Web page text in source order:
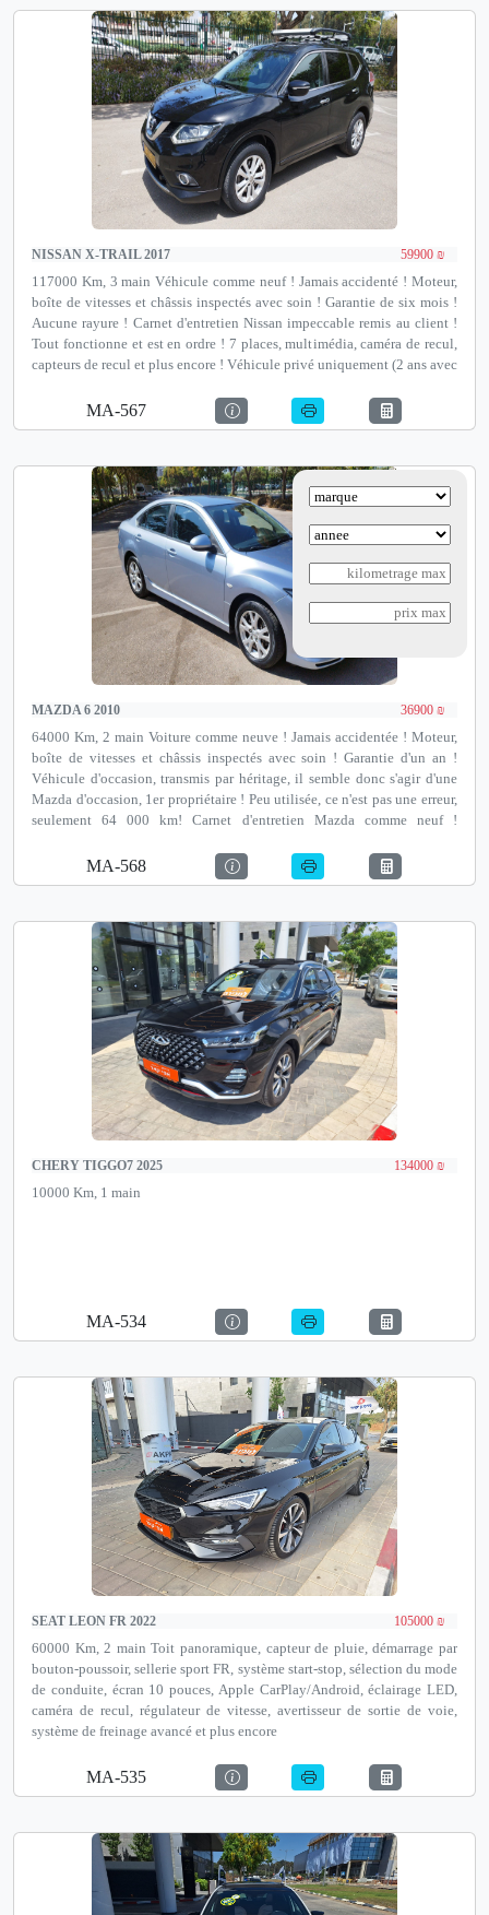
NISSAN X-TRAIL 2017 59900 ₪
117000 Km, 3 main Véhicule comme neuf ! Jamais accidenté ! Moteur,
boîte de vitesses et châssis inspectés avec soin ! Garantie de six mois !
Aucune rayure ! Carnet d'entretien Nissan impeccable remis au client !
Tout fonctionne et est en ordre ! 7 places, multimédia, caméra de recul,
capteurs de recul et plus encore ! Véhicule privé uniquement (2 ans avec
articles Autotest Netanya : Institut de contrôle technique avant achat
agréé par le ministère des Transports, David Pinkas 35 Netanya.
MA-567
MAZDA 6 2010 36900 ₪
64000 Km, 2 main Voiture comme neuve ! Jamais accidentée ! Moteur,
boîte de vitesses et châssis inspectés avec soin ! Garantie d'un an !
Véhicule d'occasion, transmis par héritage, il semble donc s'agir d'une
Mazda d'occasion, 1er propriétaire ! Peu utilisée, ce n'est pas une erreur,
seulement 64 000 km! Carnet d'entretien Mazda comme neuf !
financement jusqu'à 100 % et de reprise ! Notre adresse est Autotest
Netanya, un institut de contrôle technique avant achat agréé par le
MA-568
CHERY TIGGO7 2025 134000 ₪
10000 Km, 1 main
MA-534
SEAT LEON FR 2022 105000 ₪
60000 Km, 2 main Toit panoramique, capteur de pluie, démarrage par
bouton-poussoir, sellerie sport FR, système start-stop, sélection du mode
de conduite, écran 10 pouces, Apple CarPlay/Android, éclairage LED,
caméra de recul, régulateur de vitesse, avertisseur de sortie de voie,
système de freinage avancé et plus encore
MA-535